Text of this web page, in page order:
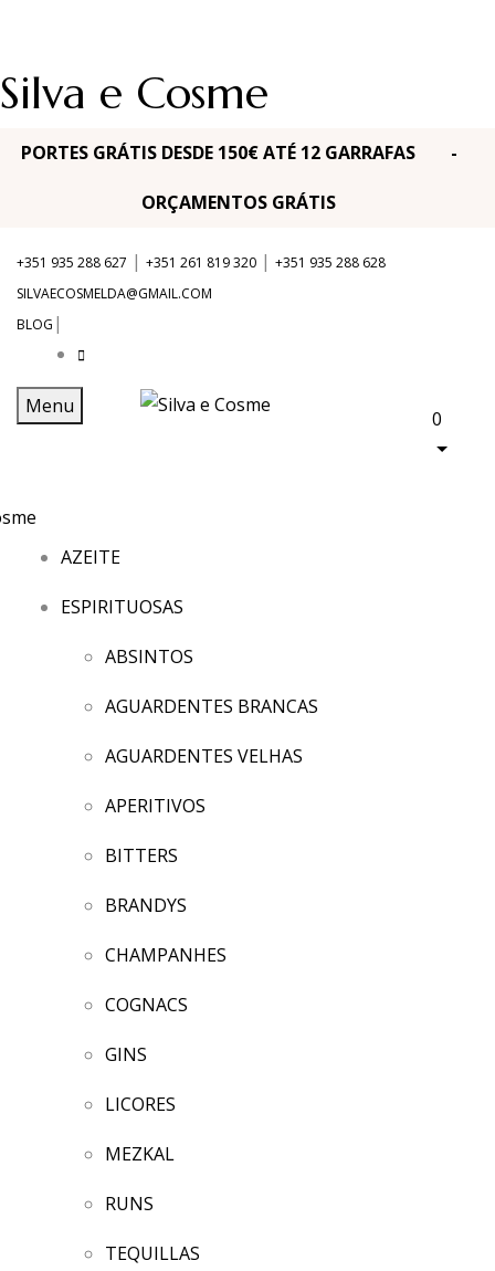
Silva e Cosme
PORTES GRÁTIS DESDE 150€ ATÉ 12 GARRAFAS -
ORÇAMENTOS GRÁTIS
+351 935 288 627 | +351 261 819 320 | +351 935 288 628
SILVAECOSMELDA@GMAIL.COM
BLOG |
Menu
0
AZEITE
ESPIRITUOSAS
ABSINTOS
AGUARDENTES BRANCAS
AGUARDENTES VELHAS
APERITIVOS
BITTERS
BRANDYS
CHAMPANHES
COGNACS
GINS
LICORES
MEZKAL
RUNS
TEQUILLAS